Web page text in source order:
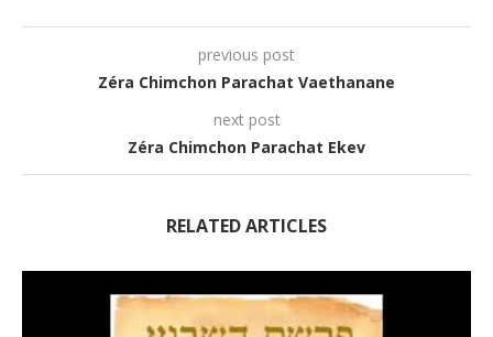
previous post
Zéra Chimchon Parachat Vaethanane
next post
Zéra Chimchon Parachat Ekev
RELATED ARTICLES